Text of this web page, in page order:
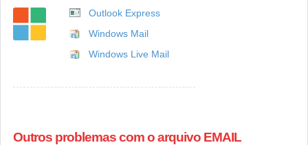
Outlook Express
Windows Mail
Windows Live Mail
Outros problemas com o arquivo EMAIL